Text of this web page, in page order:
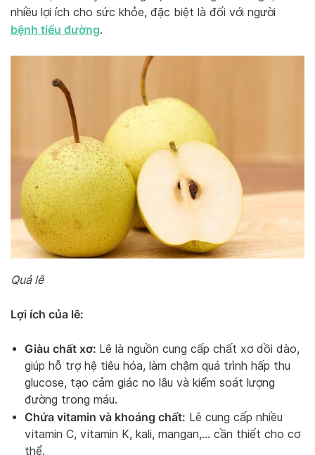
nhiều lợi ích cho sức khỏe, đặc biệt là đối với người
bệnh tiểu đường.
Quả lê
Lợi ích của lê:
Giàu chất xơ: Lê là nguồn cung cấp chất xơ dồi dào,
giúp hỗ trợ hệ tiêu hóa, làm chậm quá trình hấp thu
glucose, tạo cảm giác no lâu và kiểm soát lượng
đường trong máu.
Chứa vitamin và khoáng chất: Lê cung cấp nhiều
vitamin C, vitamin K, kali, mangan,… cần thiết cho cơ
thể.